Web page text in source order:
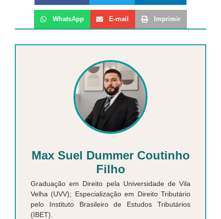
WhatsApp E-mail Imprimir
Max Suel Dummer Coutinho
Filho
Graduação em Direito pela Universidade de Vila
Velha (UVV); ⁠Especialização em Direito Tributário
pelo Instituto Brasileiro de Estudos Tributários
(IBET).